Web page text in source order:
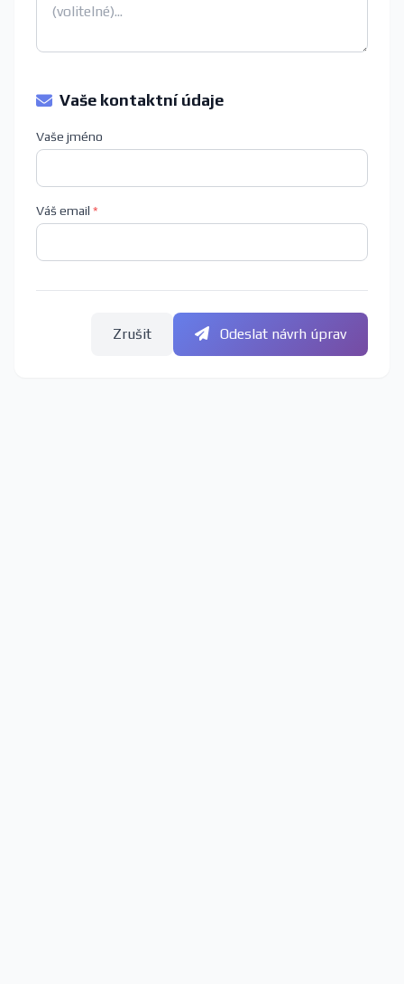
Vaše kontaktní údaje
Vaše jméno
Váš email *
Zrušit Odeslat návrh úprav